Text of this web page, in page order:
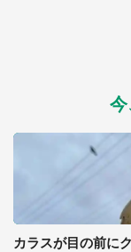
カラスが目の前に